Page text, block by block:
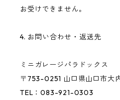
お受けできません。
4. お問い合わせ・返送先
ミニガレージパラドックス
〒753-0251 山口県山口市大
TEL：083-921-0303